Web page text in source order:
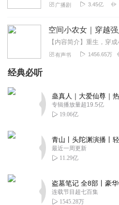
广播剧 3.45亿
有声书 1456.65万
经典必听
专辑播放量超19.5亿
19.06亿
最近一周更新
11.29亿
连载节目超七百集
1545.28万